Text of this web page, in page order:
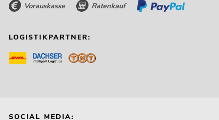
Vorauskasse Ratenkauf
LOGISTIKPARTNER:
SOCIAL MEDIA: